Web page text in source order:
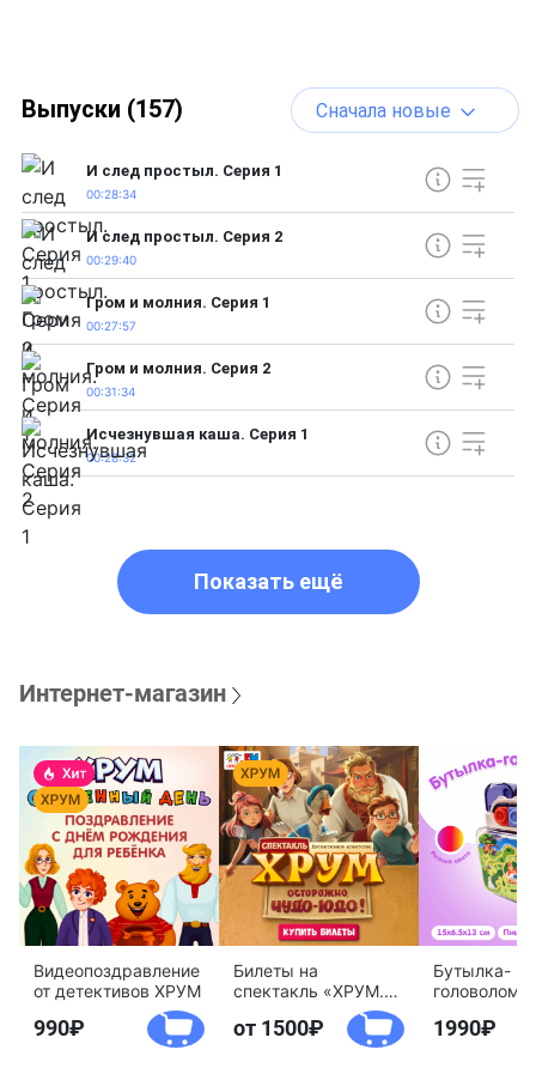
Выпуски (157) Сначала новые
И след простыл. Серия 1
00:28:34
И след простыл. Серия 2
00:29:40
Гром и молния. Серия 1
00:27:57
Гром и молния. Серия 2
00:31:34
Исчезнувшая каша. Серия 1
00:28:32
Показать ещё
Интернет-магазин
Видеопоздравление
от детективов ХРУМ
990
Билеты на
спектакль «ХРУМ.
Осторожно, Чудо-
Юдо!»
от 1500
Бутылка-
агентство
1990